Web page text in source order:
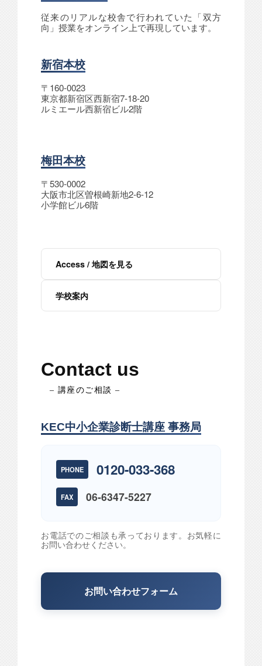
従来のリアルな校舎で行われていた「双方
向」授業をオンライン上で再現しています。
新宿本校
〒160-0023
東京都新宿区西新宿7-18-20
ルミエール西新宿ビル2階
梅田本校
〒530-0002
大阪市北区曽根崎新地2-6-12
小学館ビル6階
Access / 地図を見る
学校案内
Contact us
– 講座のご相談 –
KEC中小企業診断士講座 事務局
PHONE 0120-033-368
FAX 06-6347-5227
お電話でのご相談も承っております。お気軽に
お問い合わせください。
お問い合わせフォーム